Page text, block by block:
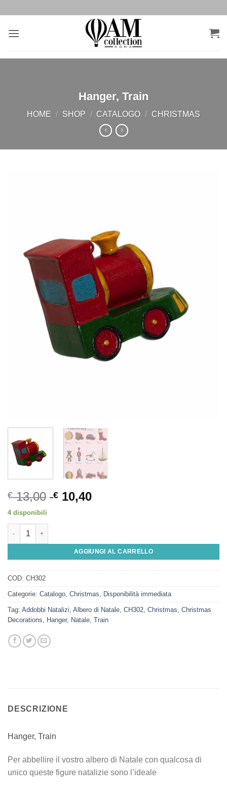
contenuti
Hanger, Train
HOME / SHOP / CATALOGO / CHRISTMAS
€13,00 € 10,40
4 disponibili
Hanger, Train quantità
AGGIUNGI AL CARRELLO
COD: CH302
Categorie: Catalogo, Christmas, Disponibilità immediata
Tag: Addobbi Natalizi, Albero di Natale, CH302, Christmas, Christmas
Decorations, Hanger, Natale, Train
DESCRIZIONE
Hanger, Train
Per abbellire il vostro albero di Natale con qualcosa di
unico queste figure natalizie sono l’ideale